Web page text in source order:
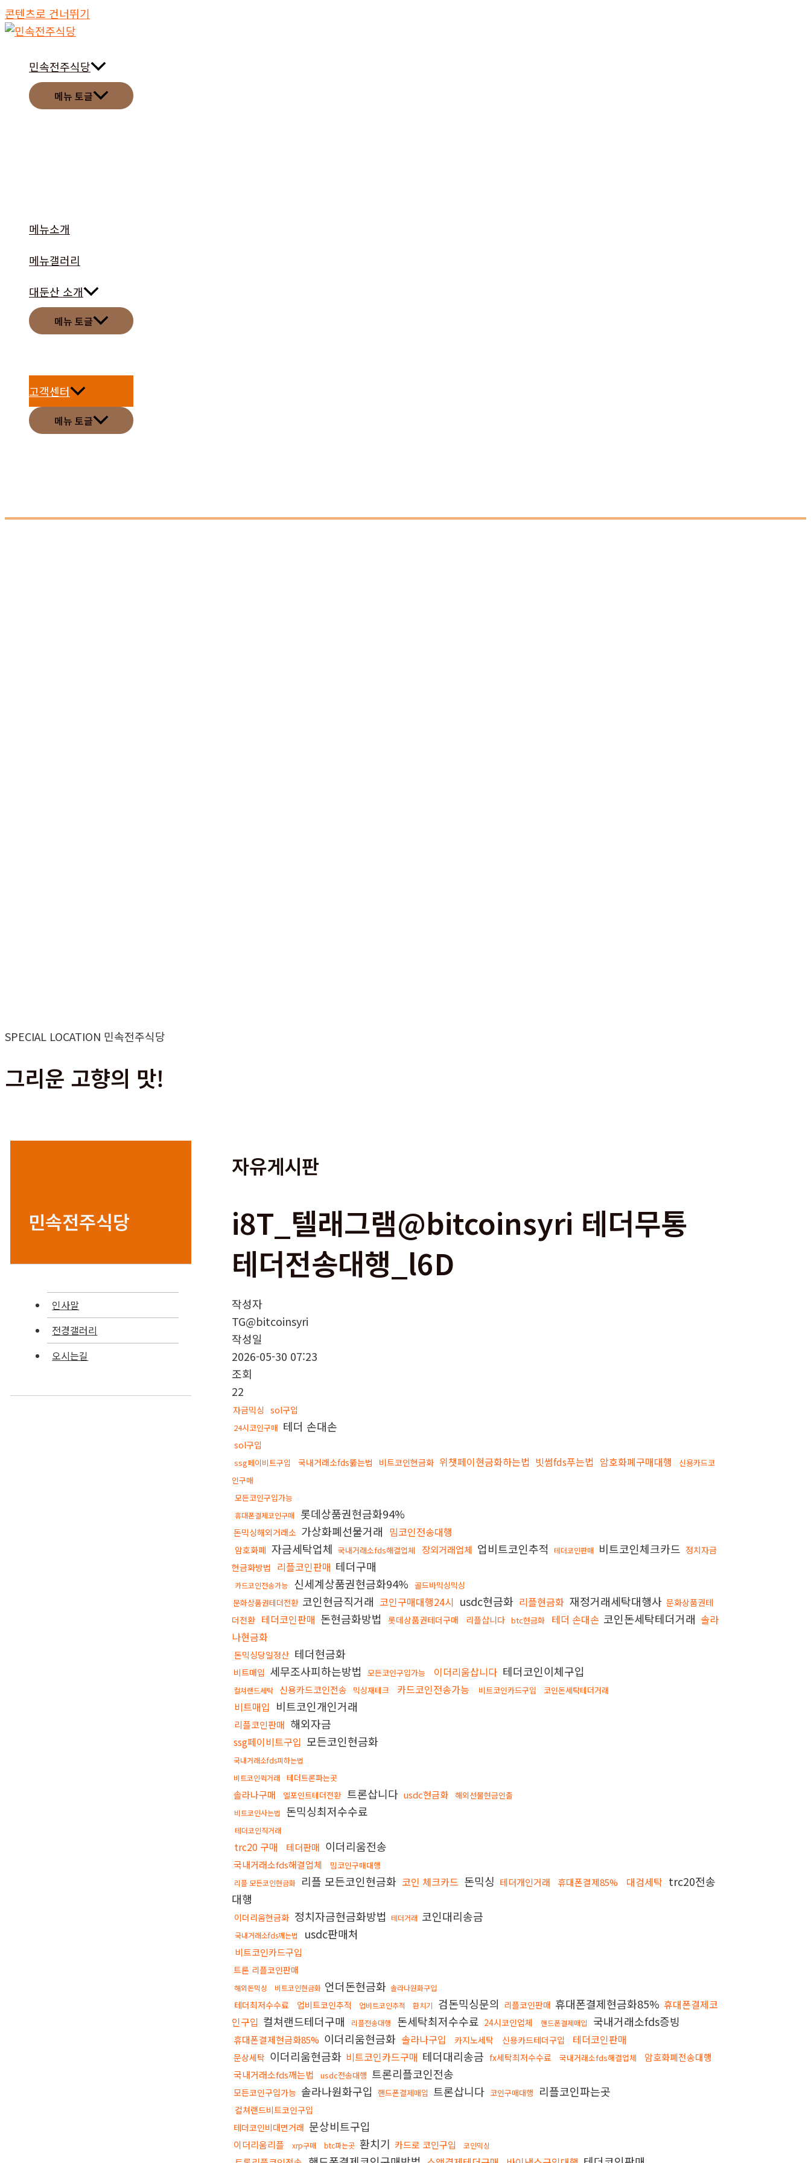
콘텐츠로 건너뛰기
민속전주식당
메뉴 토글
메뉴소개
메뉴갤러리
대둔산 소개
메뉴 토글
고객센터
메뉴 토글
SPECIAL LOCATION 민속전주식당
그리운 고향의 맛!
민속전주식당
인사말
전경갤러리
오시는길
자유게시판
i8T_텔래그램@bitcoinsyri 테더무통
테더전송대행_l6D
작성자
TG@bitcoinsyri
작성일
2026-05-30 07:23
조회
22
자금믹싱 sol구입
24시코인구매 테더 손대손
sol구입
ssg페이비트구입 국내거래소fds뚫는법 비트코인현금화 위챗페이현금화하는법 빗썸fds푸는법 암호화폐구매대행
신용카드코
인구매
모든코인구입가능
휴대폰결제코인구매 롯데상품권현금화94%
돈믹싱해외거래소 가상화폐선물거래 밈코인전송대행
암호화폐 자금세탁업체 국내거래소fds해결업체 장외거래업체 업비트코인추적 테더코인판매 비트코인체크카드 정치자금
현금화방법
리플코인판매 테더구매
카드코인전송가능 신세계상품권현금화94%
골드바믹싱믹싱
문화상품권테더전환 코인현금직거래 코인구매대행24시 usdc현금화 리플현금화 재정거래세탁대행사 문화상품권테
더전환 테더코인판매 돈현금화방법 롯데상품권테더구매 리플삽니다 btc현금화 테더 손대손 코인돈세탁테더거래 솔라
나현금화
돈믹싱당일정산 테더현금화
비트매입 세무조사피하는방법 모든코인구입가능 이더리움삽니다 테더코인이체구입
컬쳐랜드세탁 신용카드코인전송 믹싱재테크 카드코인전송가능 비트코인카드구입 코인돈세탁테더거래
비트매입 비트코인개인거래
리플코인판매 해외자금
ssg페이비트구입 모든코인현금화
국내거래소fds피하는법
비트코인퀵거래
테더트론파는곳
솔라나구매 엘포인트테더전환 트론삽니다 usdc현금화 해외선물현금인출
비트코인사는법 돈믹싱최저수수료
테더코인직거래
trc20 구매 테더판매 이더리움전송
국내거래소fds해결업체 밈코인구매대행
리플 모든코인현금화 리플 모든코인현금화 코인 체크카드 돈믹싱 테더개인거래 휴대폰결제85% 대검세탁 trc20전송
대행
이더리움현금화 정치자금현금화방법 테더거래 코인대리송금
국내거래소fds깨는법 usdc판매처
비트코인카드구입
트론 리플코인판매
해외돈믹싱 비트코인현금화 언더돈현금화 솔라나원화구입
테더최저수수료 업비트코인추적 업비트코인추적 환치기 검돈믹싱문의 리플코인판매 휴대폰결제현금화85% 휴대폰결제코
인구입 컬쳐랜드테더구매 리플전송대행 돈세탁최저수수료 24시코인업체 핸드폰결제매입 국내거래소fds증빙
휴대폰결제현금화85% 이더리움현금화 솔라나구입 카지노세탁 신용카드테더구입 테더코인판매
문상세탁 이더리움현금화 비트코인카드구매 테더대리송금 fx세탁최저수수료 국내거래소fds해결업체
암호화폐전송대행
국내거래소fds깨는법
usdc전송대행 트론리플코인전송
모든코인구입가능 솔라나원화구입 핸드폰결제매입 트론삽니다 코인구매대행 리플코인파는곳
컬쳐랜드비트코인구입
테더코인비대면거래 문상비트구입
이더리움리플 xrp구매 btc파는곳 환치기 카드로 코인구입 코인믹싱